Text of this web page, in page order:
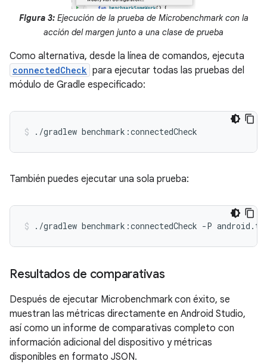
Figura 3:Ejecución de la prueba de Microbenchmark con la
acción del margen junto a una clase de prueba
Como alternativa, desde la línea de comandos, ejecuta
connectedCheck para ejecutar todas las pruebas del
módulo de Gradle especificado:
./gradlew benchmark:connectedCheck
También puedes ejecutar una sola prueba:
./gradlew benchmark:connectedCheck -P
Resultados de comparativas
Después de ejecutar Microbenchmark con éxito, se
muestran las métricas directamente en Android Studio,
así como un informe de comparativas completo con
información adicional del dispositivo y métricas
disponibles en formato JSON.